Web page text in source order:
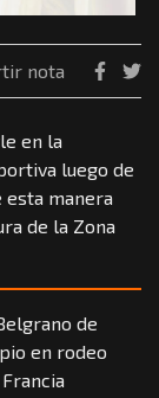
nota
en la
luego de
esta manera
de la Zona
de
en rodeo